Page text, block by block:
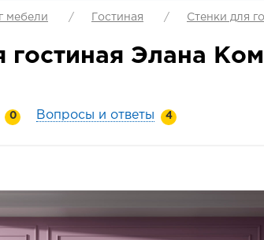
мебели Гостиная Стенки для
гостиная Элана
0 Вопросы и ответы 4